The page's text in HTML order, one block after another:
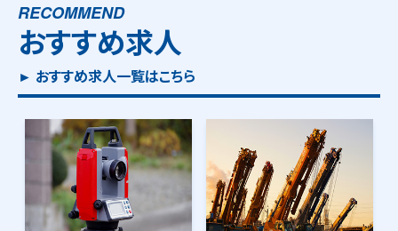
RECOMMEND
おすすめ求人
► おすすめ求人一覧はこちら